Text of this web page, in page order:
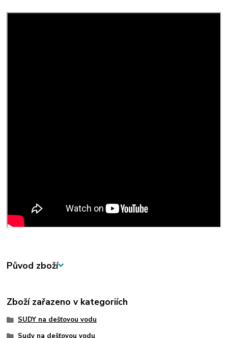
Původ zboží
Zboží zařazeno v kategoriích
SUDY na dešťovou vodu
Sudy na dešťovou vodu